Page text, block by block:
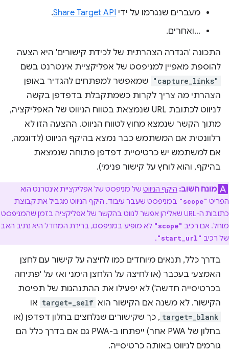
מעברים שנגרמו על ידי Share Target API
.
…ואחרים.
התכונה 'הגדרה הצהרתית של לכידת קישורים' היא הצעה
להוספת מאפיין למניפסט של אפליקציית אינטרנט בשם
"capture_links" שמאפשר למפתחים להגדיר באופן
הצהרתי מה צריך לקרות כשמתקבלת בדפדפן בקשה
לניווט לכתובת URL שנמצאת בטווח הניווט של האפליקציה,
מתוך הקשר שנמצא מחוץ לטווח הניווט. ההצעה הזו לא
רלוונטית אם המשתמש כבר נמצא בהיקף הניווט (לדוגמה,
אם למשתמש יש כרטיסיית דפדפן פתוחה שנמצאת
בהיקף, והוא לוחץ על קישור פנימי).
מונח חשוב: היקף הניווט של מניפסט של אפליקציית אינטרנט הוא
הפריט "scope" במניפסט שעבר עיבוד. היקף הניווט מגביל את קבוצת
כתובות ה-URL שאליהן אפשר לנווט בהקשר של אפליקציה בזמן שהמניפסט
מוחל. אם רכיב "scope" לא מופיע במניפסט, ברירת המחדל היא נתיב האב
של רכיב "start_url"
.
בדרך כלל, תנאים מיוחדים כמו לחיצה על קישור עם לחצן
האמצעי בעכבר (או לחיצה על הלחצן הימני ואז על 'פתיחה
בכרטיסייה חדשה') לא יפעילו את ההתנהגות של תפיסת
הקישור. לא משנה אם הקישור הוא target=_self או
target=_blank , כך שקישורים שנלחצים בחלון דפדפן (או
בחלון של PWA אחר) ייפתחו ב-PWA גם אם בדרך כלל הם
גורמים לניווט באותה כרטיסייה.